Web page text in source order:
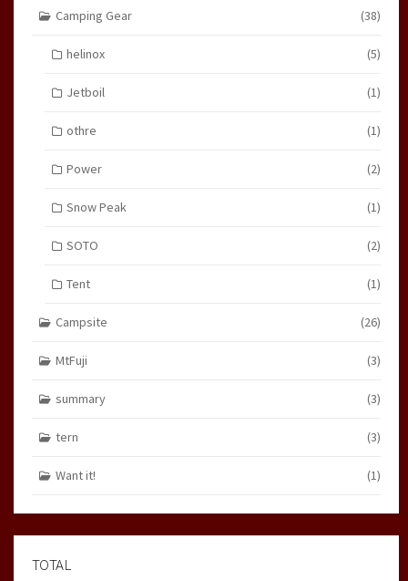
Camping Gear (38)
helinox (5)
Jetboil (1)
othre (1)
Power (2)
Snow Peak (1)
SOTO (2)
Tent (1)
Campsite (26)
MtFuji (3)
summary (3)
tern (3)
Want it! (1)
TOTAL